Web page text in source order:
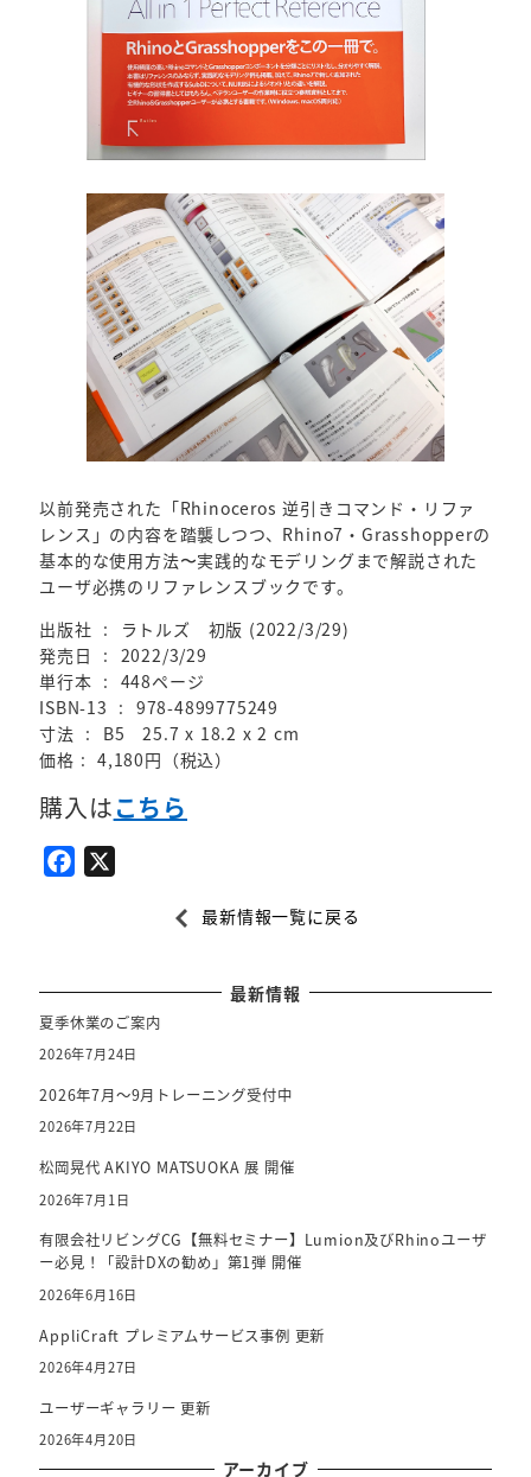
以前発売された「Rhinoceros 逆引きコマンド・リファ
レンス」の内容を踏襲しつつ、Rhino7・Grasshopperの
基本的な使用方法〜実践的なモデリングまで解説された
ユーザ必携のリファレンスブックです。
出版社 ‏ : ‎ ラトルズ 初版 (2022/3/29)
発売日 ‏ : ‎ 2022/3/29
単行本 ‏ : ‎ 448ページ
ISBN-13 ‏ : ‎ 978-4899775249
寸法 ‏ : ‎ B5 25.7 x 18.2 x 2 cm
価格‏ : ‎ 4,180円（税込）
購入はこちら
b
o
o
最新情報一覧に戻る
最新情報
夏季休業のご案内
2026年7月24日
2026年7月～9月トレーニング受付中
2026年7月22日
松岡晃代 AKIYO MATSUOKA 展 開催
2026年7月1日
有限会社リビングCG【無料セミナー】Lumion及びRhinoユーザ
ー必見！「設計DXの勧め」第1弾 開催
2026年6月16日
AppliCraft プレミアムサービス事例 更新
2026年4月27日
ユーザーギャラリー 更新
2026年4月20日
アーカイブ